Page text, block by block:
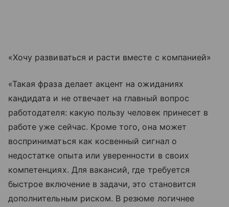
«Хочу развиваться и расти вместе с компанией»
«Такая фраза делает акцент на ожиданиях
кандидата и не отвечает на главный вопрос
работодателя: какую пользу человек принесет в
работе уже сейчас. Кроме того, она может
восприниматься как косвенный сигнал о
недостатке опыта или уверенности в своих
компетенциях. Для вакансий, где требуется
быстрое включение в задачи, это становится
дополнительным риском. В резюме логичнее